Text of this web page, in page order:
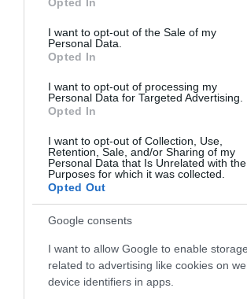
use your data for below specified purposes
consent section.
I want to opt-out of the Sale of my
Personal Data.
Opted In
I want to opt-out of processing my
Personal Data for Targeted Advertising.
Opted In
I want to opt-out of Collection, Use,
Retention, Sale, and/or Sharing of my
Personal Data that Is Unrelated with the
Purposes for which it was collected.
Opted Out
Google consents
I want to allow Google to enable storage
related to advertising like cookies on
device identifiers in apps.